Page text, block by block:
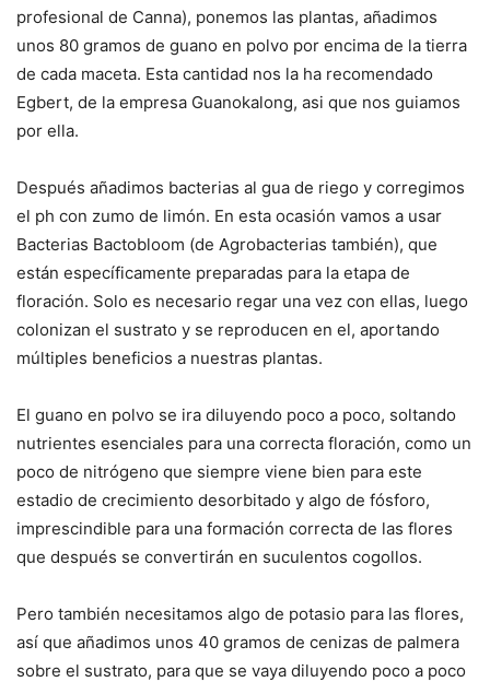
profesional de Canna), ponemos las plantas, añadimos
unos 80 gramos de guano en polvo por encima de la tierra
de cada maceta. Esta cantidad nos la ha recomendado
Egbert, de la empresa Guanokalong, asi que nos guiamos
por ella.
Después añadimos bacterias al gua de riego y corregimos
el ph con zumo de limón. En esta ocasión vamos a usar
Bacterias Bactobloom (de Agrobacterias también), que
están específicamente preparadas para la etapa de
floración. Solo es necesario regar una vez con ellas, luego
colonizan el sustrato y se reproducen en el, aportando
múltiples beneficios a nuestras plantas.
El guano en polvo se ira diluyendo poco a poco, soltando
nutrientes esenciales para una correcta floración, como un
poco de nitrógeno que siempre viene bien para este
estadio de crecimiento desorbitado y algo de fósforo,
imprescindible para una formación correcta de las flores
que después se convertirán en suculentos cogollos.
Pero también necesitamos algo de potasio para las flores,
así que añadimos unos 40 gramos de cenizas de palmera
sobre el sustrato, para que se vaya diluyendo poco a poco